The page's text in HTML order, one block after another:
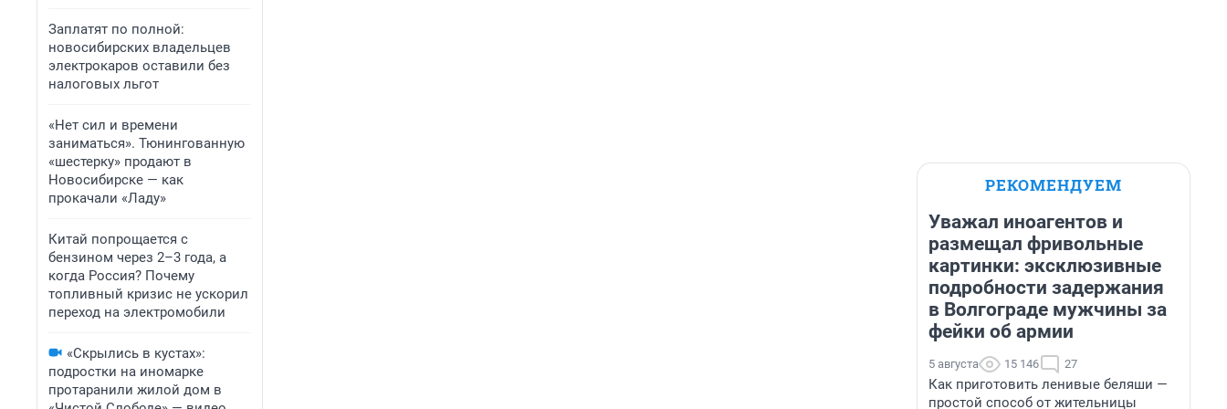
Заплатят по полной:
новосибирских владельцев
электрокаров оставили без
налоговых льгот
«Нет сил и времени
заниматься». Тюнингованную
«шестерку» продают в
Новосибирске — как
прокачали «Ладу»
Китай попрощается с
бензином через 2–3 года, а
когда Россия? Почему
топливный кризис не ускорил
переход на электромобили
«Скрылись в кустах»:
подростки на иномарке
протаранили жилой дом в
РЕКОМЕНДУЕМ
Уважал иноагентов и
размещал фривольные
картинки: эксклюзивные
подробности задержания
в Волгограде мужчины за
фейки об армии
5 августа 15 146 27
Как приготовить ленивые беляши —
простой способ от жительницы